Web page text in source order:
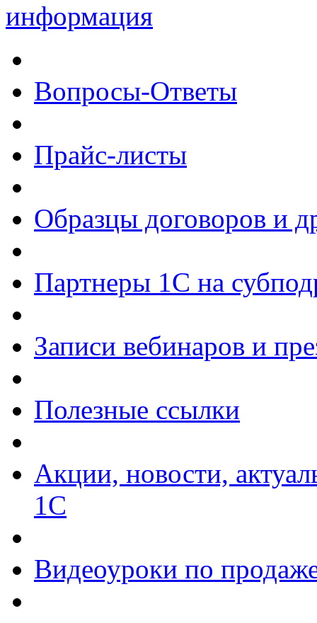
информация
Вопросы-Ответы
Прайс-листы
Образцы договоров и
Партнеры 1С на
Записи вебинаров и
Полезные ссылки
Акции, новости,
1С
Видеоуроки по